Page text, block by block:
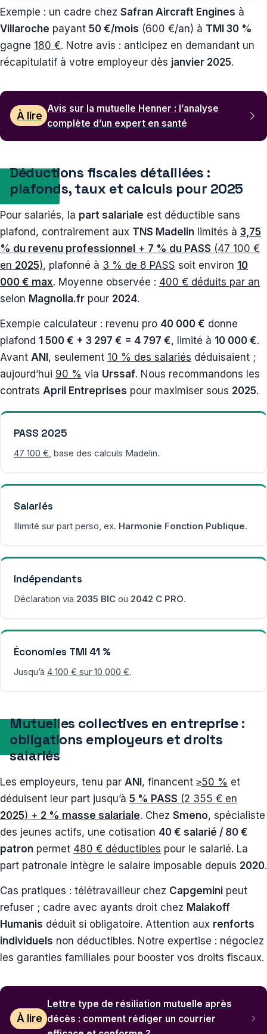
Exemple : un cadre chez Safran Aircraft Engines à
Villaroche payant 50 €/mois (600 €/an) à TMI 30 %
gagne 180 €. Notre avis : anticipez en demandant un
récapitulatif à votre employeur dès janvier 2025.
À lire
Avis sur la mutuelle Henner : l’analyse
complète d’un expert en santé
Déductions fiscales détaillées :
plafonds, taux et calculs pour 2025
Pour salariés, la part salariale est déductible sans
plafond, contrairement aux TNS Madelin limités à 3,75
% du revenu professionnel + 7 % du PASS (47 100 €
en 2025), plafonné à 3 % de 8 PASS soit environ 10
000 € max. Moyenne observée : 400 € déduits par an
selon Magnolia.fr pour 2024.
Exemple calculateur : revenu pro 40 000 € donne
plafond 1 500 € + 3 297 € = 4 797 €, limité à 10 000 €.
Avant ANI, seulement 10 % des salariés déduisaient ;
aujourd’hui 90 % via Urssaf. Nous recommandons les
contrats April Entreprises pour maximiser sous 2025.
PASS 2025
47 100 € , base des calculs Madelin.
Salariés
Illimité sur part perso, ex. Harmonie Fonction Publique.
Indépendants
Déclaration via 2035 BIC ou 2042 C PRO.
Économies TMI 41 %
Jusqu’à 4 100 € sur 10 000 €.
Mutuelles collectives en entreprise :
obligations employeurs et droits
salariés
Les employeurs, tenu par ANI, financent ≥50 % et
déduisent leur part jusqu’à 5 % PASS (2 355 € en
2025) + 2 % masse salariale. Chez Smeno, spécialiste
des jeunes actifs, une cotisation 40 € salarié / 80 €
patron permet 480 € déductibles pour le salarié. La
part patronale intègre le salaire imposable depuis 2020.
Cas pratiques : télétravailleur chez Capgemini peut
refuser ; cadre avec ayants droit chez Malakoff
Humanis déduit si obligatoire. Attention aux renforts
individuels non déductibles. Notre expertise : négociez
les garanties familiales pour booster vos droits fiscaux.
À lire
Lettre type de résiliation mutuelle après
décès : comment rédiger un courrier